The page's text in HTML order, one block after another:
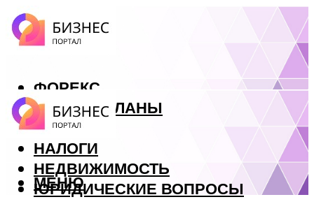
ФОРЕКС
БИЗНЕС ПЛАНЫ
КРЕДИТЫ
НАЛОГИ
НЕДВИЖИМОСТЬ
ЮРИДИЧЕСКИЕ ВОПРОСЫ
МЕНЮ